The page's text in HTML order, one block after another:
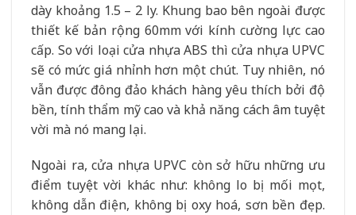
dày khoảng 1.5 – 2 ly. Khung bao bên ngoài được
thiết kế bản rộng 60mm với kính cường lực cao
cấp. So với loại cửa nhựa ABS thì cửa nhựa UPVC
sẽ có mức giá nhỉnh hơn một chút. Tuy nhiên, nó
vẫn được đông đảo khách hàng yêu thích bởi độ
bền, tính thẩm mỹ cao và khả năng cách âm tuyệt
vời mà nó mang lại.
Ngoài ra, cửa nhựa UPVC còn sở hữu những ưu
điểm tuyệt vời khác như: không lo bị mối mọt,
không dẫn điện, không bị oxy hoá, sơn bền đẹp.